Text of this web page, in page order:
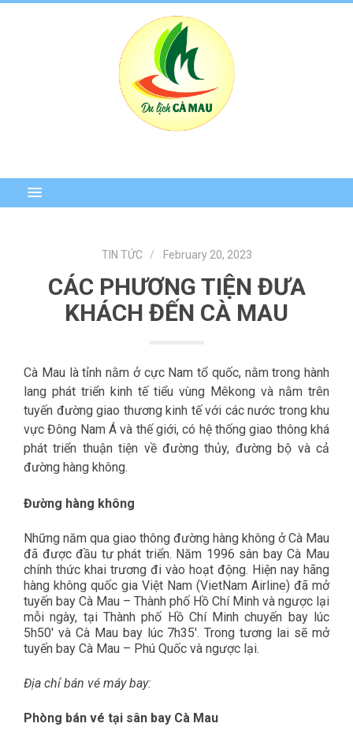
TIN TỨC February 20, 2023
CÁC PHƯƠNG TIỆN ĐƯA
KHÁCH ĐẾN CÀ MAU
Cà Mau là tỉnh nằm ở cực Nam tổ quốc, nằm trong hành
lang phát triển kinh tế tiểu vùng Mêkong và nằm trên
tuyến đường giao thương kinh tế với các nước trong khu
vực Đông Nam Á và thế giới, có hệ thống giao thông khá
phát triển thuận tiện về đường thủy, đường bộ và cả
đường hàng không.
Đường hàng không
Những năm qua giao thông đường hàng không ở Cà Mau
đã được đầu tư phát triển. Năm 1996 sân bay Cà Mau
chính thức khai trương đi vào hoạt động. Hiện nay hãng
hàng không quốc gia Việt Nam (VietNam Airline) đã mở
tuyến bay Cà Mau – Thành phố Hồ Chí Minh và ngược lại
mỗi ngày, tại Thành phố Hồ Chí Minh chuyến bay lúc
5h50′ và Cà Mau bay lúc 7h35′. Trong tương lai sẽ mở
tuyến bay Cà Mau – Phú Quốc và ngược lại.
Địa chỉ bán vé máy bay:
Phòng bán vé tại sân bay Cà Mau